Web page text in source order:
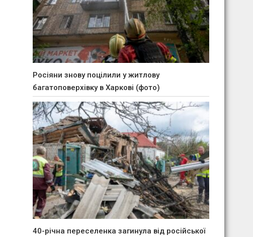
Росіяни знову поцілили у житлову
багатоповерхівку в Харкові (фото)
40-річна переселенка загинула від російської